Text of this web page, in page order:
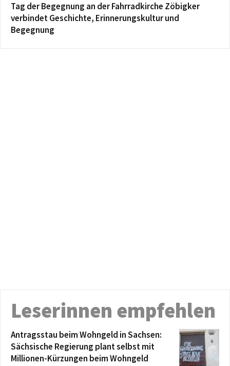
Tag der Begegnung an der Fahrradkirche Zöbigker
verbindet Geschichte, Erinnerungskultur und
Begegnung
Leserinnen empfehlen
Antragsstau beim Wohngeld in Sachsen:
Sächsische Regierung plant selbst mit
Millionen-Kürzungen beim Wohngeld